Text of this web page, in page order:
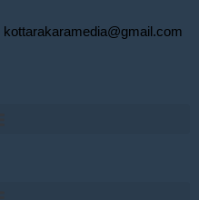
kottarakaramedia@gmail.com